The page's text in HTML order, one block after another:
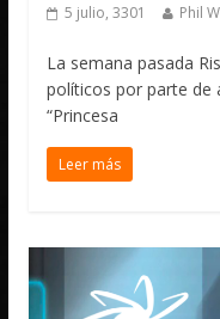
5 julio, 3301 Phil
La semana pasada
políticos por parte de
“Princesa
Leer más